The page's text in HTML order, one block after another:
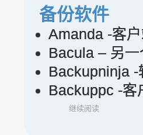
备份软件
Amanda -客
Bacula – 另
Backupninja -
Backuppc -
继续阅读